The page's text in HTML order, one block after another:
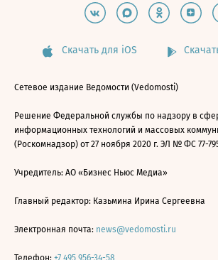
Скачать для iOS
Сетевое издание Ведомости (Vedomosti)
Решение Федеральной службы по надзору в
информационных технологий и массовых
(Роскомнадзор) от 27 ноября 2020 г. ЭЛ № ФС 77-
Учредитель: АО «Бизнес Ньюс Медиа»
Главный редактор: Казьмина Ирина Сергеевна
Электронная почта: news@vedomosti.ru
Телефон: +7 495 956-34-58